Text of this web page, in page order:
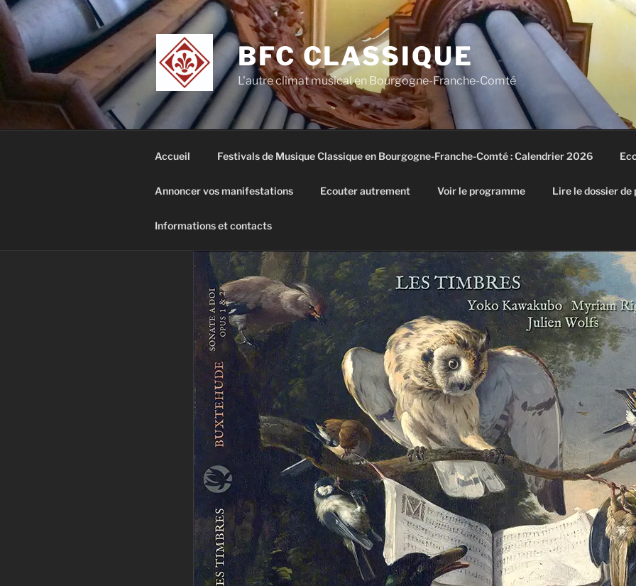
Aller
au
contenu
principal
BFC CLASSIQUE
L'autre climat musical en Bourgogne-Franche-Comté
Accueil Festivals de Musique Classique en Bourgogne-Franche-Comté : Calendrier 2026
Annoncer vos manifestations Ecouter autrement Voir le programme Lire le dossier de
Informations et contacts